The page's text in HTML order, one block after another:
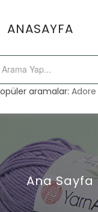
ANASAYFA
aramalar:Adore
Ana Sayfa